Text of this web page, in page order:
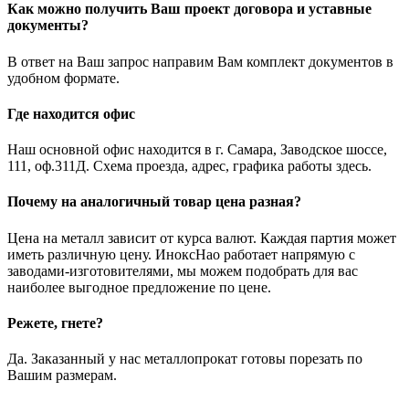
Как можно получить Ваш проект договора и уставные
документы?
В ответ на Ваш запрос направим Вам комплект документов в
удобном формате.
Где находится офис
Наш основной офис находится в г. Самара, Заводское шоссе,
111, оф.311Д. Схема проезда, адрес, графика работы здесь.
Почему на аналогичный товар цена разная?
Цена на металл зависит от курса валют. Каждая партия может
иметь различную цену. ИноксНао работает напрямую с
заводами-изготовителями, мы можем подобрать для вас
наиболее выгодное предложение по цене.
Режете, гнете?
Да. Заказанный у нас металлопрокат готовы порезать по
Вашим размерам.